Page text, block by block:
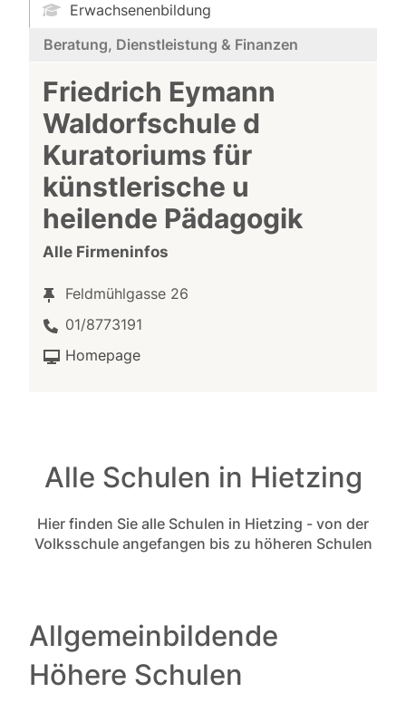
Erwachsenenbildung
Beratung, Dienstleistung & Finanzen
Friedrich Eymann
Waldorfschule d
Kuratoriums für
künstlerische u
heilende Pädagogik
Alle Firmeninfos
Feldmühlgasse 26
01/8773191
Homepage
Alle Schulen in Hietzing
Hier finden Sie alle Schulen in Hietzing - von der
Volksschule angefangen bis zu höheren Schulen
Allgemeinbildende
Höhere Schulen